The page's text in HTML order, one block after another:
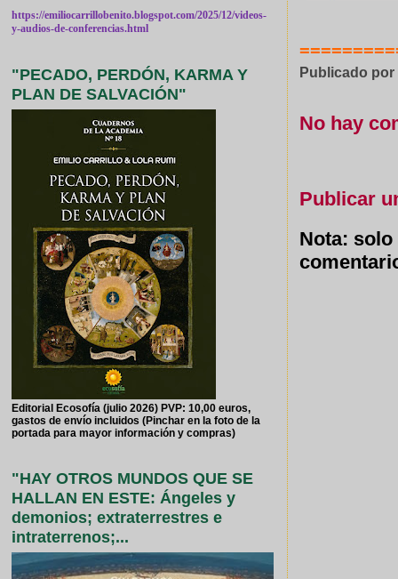
Publicado por
No hay
Publicar
Nota:
https://emiliocarrillobenito.blogspot.com/2025/12/videos-
y-audios-de-conferencias.html
"PECADO, PERDÓN, KARMA Y
PLAN DE SALVACIÓN"
Editorial Ecosofía (julio 2026) PVP: 10,00 euros,
gastos de envío incluidos (Pinchar en la foto de la
portada para mayor información y compras)
"HAY OTROS MUNDOS QUE SE
HALLAN EN ESTE: Ángeles y
demonios; extraterrestres e
intraterrenos;...